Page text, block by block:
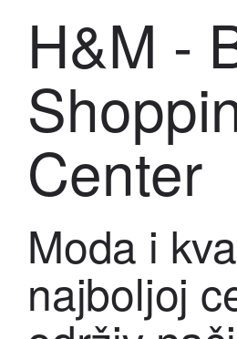
H&M -
Center
Moda i
najboljoj